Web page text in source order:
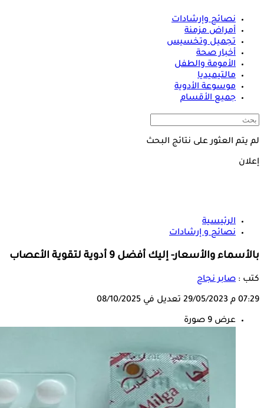
نصائح وإرشادات
أمراض مزمنة
تجميل وتخسيس
أخبار صحة
الأمومة والطفل
مالتيميديا
موسوعة الأدوية
جميع الأقسام
لم يتم العثور على نتائج البحث
إعلان
الرئيسية
نصائح و إرشادات
بالأسماء والأسعار- إليك أفضل 9 أدوية لتقوية الأعصاب
كتب : صابر نجاح
07:29 م 29/05/2023 تعديل في 08/10/2025
عرض 9 صورة